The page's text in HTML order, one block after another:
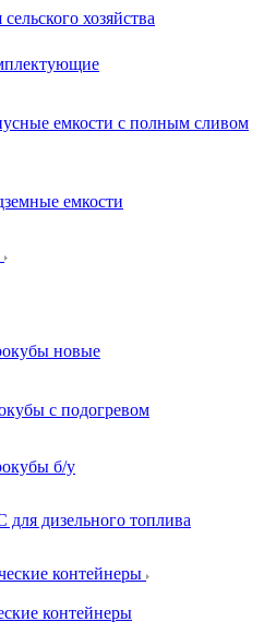
сельского хозяйства
емкости с полным сливом
емкости
новые
с подогревом
б/у
дизельного топлива
контейнеры
контейнеры